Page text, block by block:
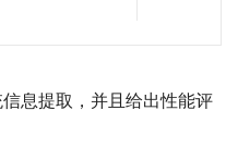
息提取，并且给出性能评